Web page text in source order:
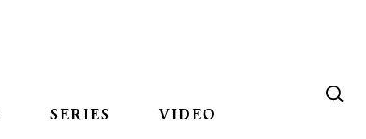
SERIES VIDEO